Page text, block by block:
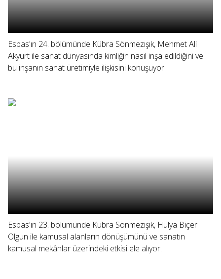
Espas'ın 24. bölümünde Kübra Sönmezışık, Mehmet Ali
Akyurt ile sanat dünyasında kimliğin nasıl inşa edildiğini ve
bu inşanın sanat üretimiyle ilişkisini konuşuyor.
Espas'ın 23. bölümünde Kübra Sönmezışık, Hülya Biçer
Olgun ile kamusal alanların dönüşümünü ve sanatın
kamusal mekânlar üzerindeki etkisi ele alıyor.